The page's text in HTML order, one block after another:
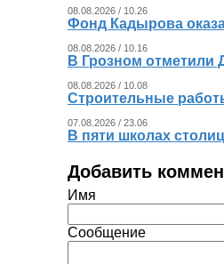
08.08.2026 / 10.26
Фонд Кадырова
08.08.2026 / 10.16
В Грозном отметили
08.08.2026 / 10.08
Строительные
07.08.2026 / 23.06
В пяти школах
Добавить
Имя
Сообщение